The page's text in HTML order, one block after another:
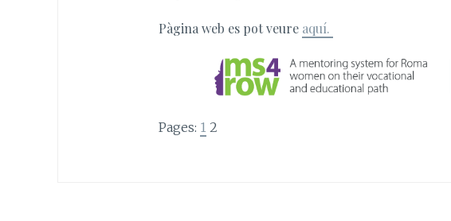
Pàgina web es pot veure aquí.
Pages: 1 2